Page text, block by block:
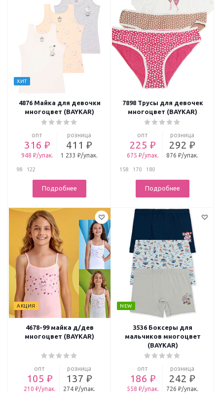
ХИТ
4876 Майка для девочки
многоцвет (BAYKAR)
опт
316 ₽
948 ₽/упак.
розница
411 ₽
1 233 ₽/упак.
98 122
Подробнее
7898 Трусы для девочек
многоцвет (BAYKAR)
опт
225 ₽
675 ₽/упак.
розница
292 ₽
876 ₽/упак.
158 170 180
Подробнее
АКЦИЯ
4678-99 майка д/дев
многоцвет (BAYKAR)
опт
105 ₽
210 ₽/упак.
розница
137 ₽
274 ₽/упак.
NEW
3536 Боксеры для
мальчиков многоцвет
(BAYKAR)
опт
186 ₽
558 ₽/упак.
розница
242 ₽
726 ₽/упак.